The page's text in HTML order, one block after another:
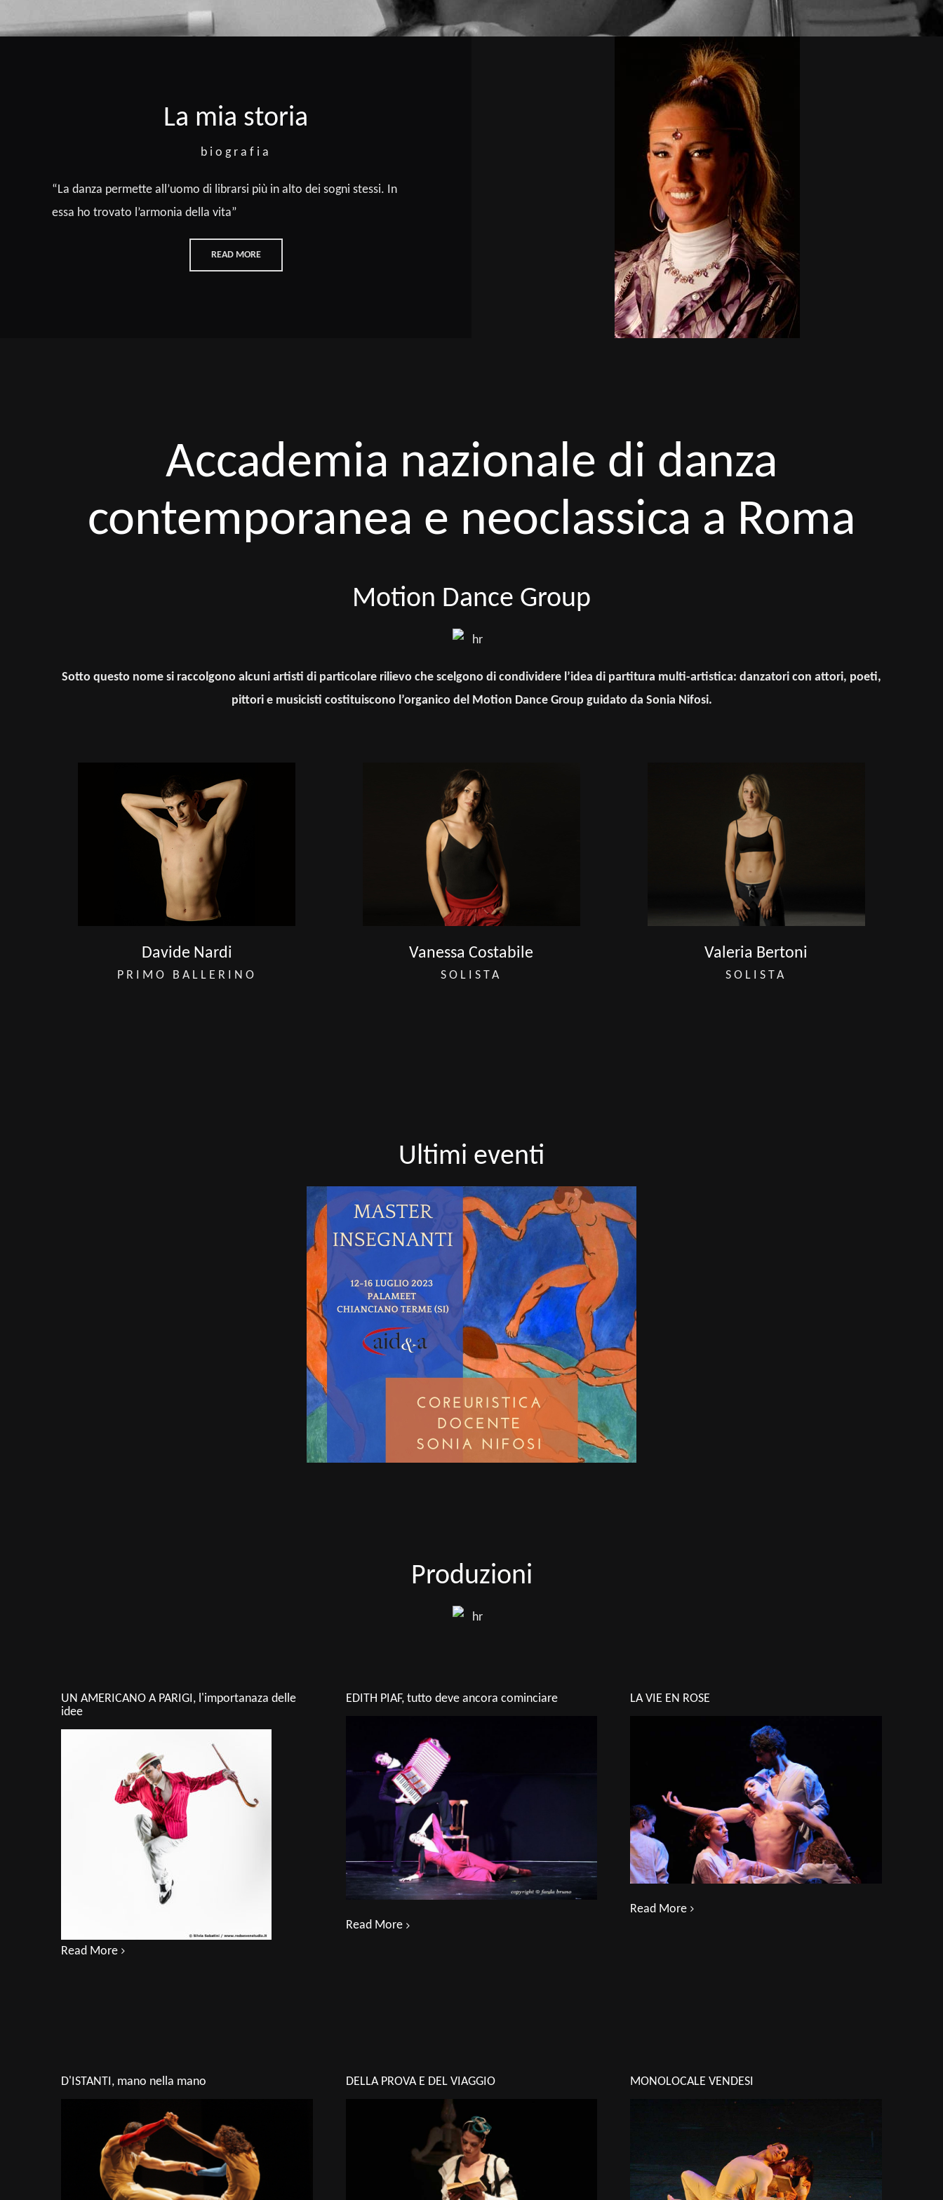
La mia storia
biografia
“La danza permette all’uomo di librarsi più in alto dei sogni stessi. In
essa ho trovato l’armonia della vita”
READ MORE
Accademia nazionale di danza
contemporanea e neoclassica a Roma
Motion Dance Group
Sotto questo nome si raccolgono alcuni artisti di particolare rilievo che scelgono di condividere l’idea di partitura multi-artistica: danzatori con attori, poeti,
pittori e musicisti costituiscono l’organico del Motion Dance Group guidato da Sonia Nifosi.
Davide Nardi
PRIMO BALLERINO
Vanessa Costabile
SOLISTA
Valeria Bertoni
SOLISTA
Ultimi eventi
Produzioni
UN AMERICANO A PARIGI, l'importanaza delle
idee
Read More
EDITH PIAF, tutto deve ancora cominciare
Read More
LA VIE EN ROSE
Read More
D'ISTANTI, mano nella mano DELLA PROVA E DEL VIAGGIO MONOLOCALE VENDESI